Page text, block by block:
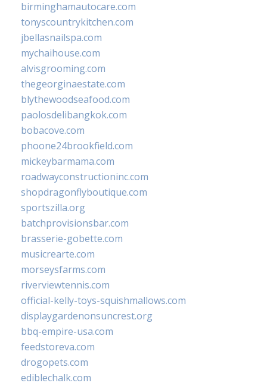
birminghamautocare.com
tonyscountrykitchen.com
jbellasnailspa.com
mychaihouse.com
alvisgrooming.com
thegeorginaestate.com
blythewoodseafood.com
paolosdelibangkok.com
bobacove.com
phoone24brookfield.com
mickeybarmama.com
roadwayconstructioninc.com
shopdragonflyboutique.com
sportszilla.org
batchprovisionsbar.com
brasserie-gobette.com
musicrearte.com
morseysfarms.com
riverviewtennis.com
official-kelly-toys-squishmallows.com
displaygardenonsuncrest.org
bbq-empire-usa.com
feedstoreva.com
drogopets.com
ediblechalk.com